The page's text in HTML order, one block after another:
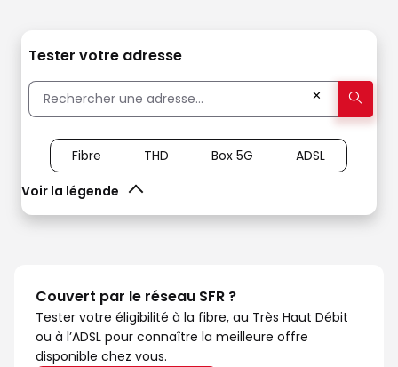
Tester votre adresse
✕
Voir la légende
Fibre THD Box 5G ADSL
Couvert par le réseau SFR ?
Tester votre éligibilité à la fibre, au Très Haut Débit
ou à l’ADSL pour connaître la meilleure offre
disponible chez vous.